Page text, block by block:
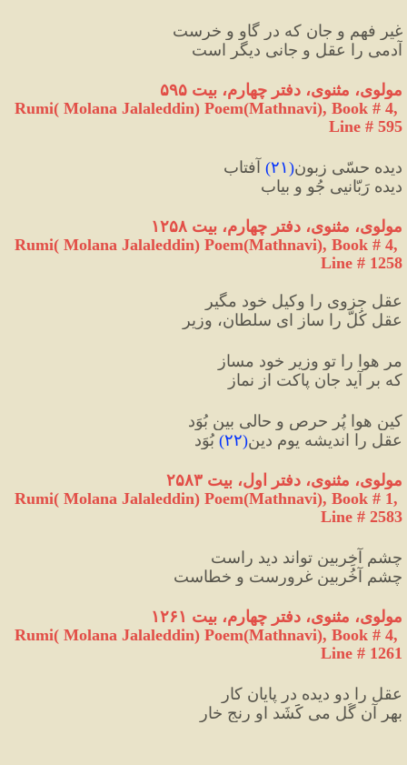
غیرِ فهم و جان که در گاو و خرست
آدمی را عقل و جانی دیگر است
مولوی، مثنوی، دفتر چهارم، بیت ۵۹۵
Rumi( Molana Jalaleddin) Poem(Mathnavi), Book # 4,
Line # 595
دیده حسّی زبونِ(۲۱) آفتاب
دیده رَبّانیی جُو و بیاب
مولوی، مثنوی، دفتر چهارم، بیت ۱۲۵۸
Rumi( Molana Jalaleddin) Poem(Mathnavi), Book # 4,
Line # 1258
عقلِ جزوی را وکیلِ خود مگیر
عقلِ کُلّ را ساز ای سلطان، وزیر
مر هوا را تو وزیرِ خود مساز
که بر آید جانِ پاکت از نماز
کین هوا پُر حرص و حالی بین بُوَد
عقل را اندیشه یومِ دین(۲۲) بُوَد
مولوی، مثنوی، دفتر اول، بیت ۲۵۸۳
Rumi( Molana Jalaleddin) Poem(Mathnavi), Book # 1,
Line # 2583
چشم آخِربین تواند دید راست
چشم آخُربین غرورست و خطاست
مولوی، مثنوی، دفتر چهارم، بیت ۱۲۶۱
Rumi( Molana Jalaleddin) Poem(Mathnavi), Book # 4,
Line # 1261
عقل را دو دیده در پایانِ کار
بهرِ آن گُل می کََشَد او رنجِ خار